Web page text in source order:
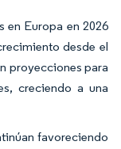
en Europa en 2026
desde el
proyecciones para
creciendo a una
favoreciendo